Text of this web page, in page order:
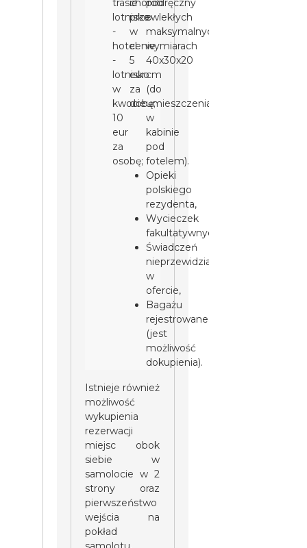
trasie
lotnisko
-
hotel
-
lotnisko
w
kwocie
10
eur
za
osobę;
chorób
przewlekłych
w
cenie
5
eur
za
dobę;
podręczny
o
maksymalnych
wymiarach
40x30x20
cm
(do
umieszczenia
w
kabinie
pod
fotelem).
Opieki
polskiego
rezydenta,
Wycieczek
fakultatywnych,
Świadczeń
nieprzewidzianych
w
ofercie,
Bagażu
rejestrowanego
(jest
możliwość
dokupienia).
Istnieje również
możliwość
wykupienia
rezerwacji
miejsc obok
siebie w
samolocie w 2
strony oraz
pierwszeństwo
wejścia na
pokład